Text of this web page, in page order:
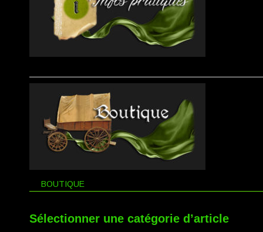
BOUTIQUE
Sélectionner une catégorie d’article